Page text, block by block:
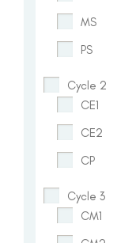
MS
PS
Cycle 2
CE1
CE2
CP
Cycle 3
CM1